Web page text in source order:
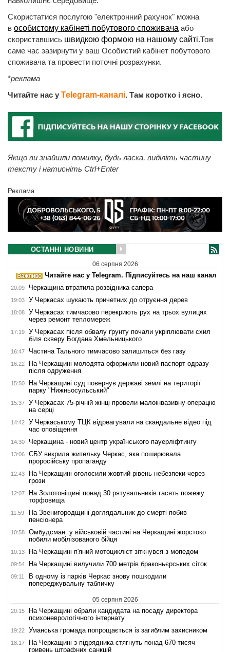
Скористатися послугою "електронний рахунок" можна
в особистому кабінеті побутового споживача або
скориставшись швидкою формою на нашому сайті.Тож
саме час зазирнути у ваш Особистий кабінет побутового
споживача та провести поточні розрахунки.
*реклама
Читайте нас у Telegram-каналі. Там коротко і ясно.
Якщо ви знайшли помилку, будь ласка, виділіть частину
тексту і натисніть Ctrl+Enter
Реклама
ОСТАННІ НОВИНИ
06 серпня 2026
Читайте нас у Telegram. Підписуйтесь на наш канал
20:09 Черкащина втратила розвідника-сапера
19:03 У Черкасах шукають причетних до отруєння дерев
18:08
У Черкасах тимчасово перекриють рух на трьох вулицях
через ремонт тепломереж
17:19
У Черкасах після обвалу ґрунту почали укріплювати схил
біля скверу Богдана Хмельницького
16:47 Частина Тального тимчасово залишиться без газу
16:22
На Черкащині молодята оформили новий паспорт одразу
після одруження
15:50
На Черкащині суд повернув державі землі на території
парку "Нижньосульський"
15:37
У Черкасах 75-річній жінці провели малоінвазивну операцію
на серці
14:42
У Черкаському ТЦК відреагували на скандальне відео під
час оповіщення
14:30 Черкащина - новий центр українського пауерліфтингу
13:06
СБУ викрила жительку Черкас, яка поширювала
проросійську пропаганду
12:43
На Черкащині оголосили жовтий рівень небезпеки через
грози
12:07
На Золотоніщині понад 30 рятувальників гасять пожежу
торфовища
11:59
На Звенигородщині доглядальник до смерті побив
пенсіонера
10:58
Омбудсман: у військовій частині на Черкащині жорстоко
побили мобілізованого бійця
10:13 На Черкащині п'яний мотоцикліст зіткнувся з мопедом
09:54 На Черкащині вилучили 700 метрів браконьєрських сіток
09:11
В одному із парків Черкас знову пошкодили
попереджувальну табличку
05 серпня 2026
20:15
На Черкащині обрали кандидата на посаду директора
психоневрологічного інтернату
19:22 Уманська громада попрощається із загиблим захисником
18:17
На Черкащині з підрядника стягнуть понад 670 тисяч
гривень штрафних санкцій